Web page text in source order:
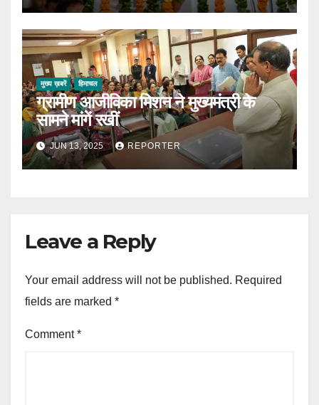
मुख्य ख़बरें हिमाचल
ग्रामीण आजीविका मिशन ने मुख्यमंत्री के
सामने मांगें रखीं
JUN 13, 2025 REPORTER
Leave a Reply
Your email address will not be published. Required
fields are marked *
Comment*